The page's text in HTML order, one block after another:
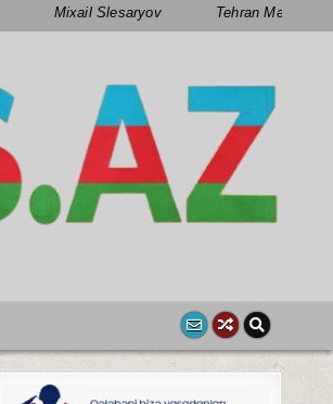
Mixail Slesaryov Tehran Mənsimov